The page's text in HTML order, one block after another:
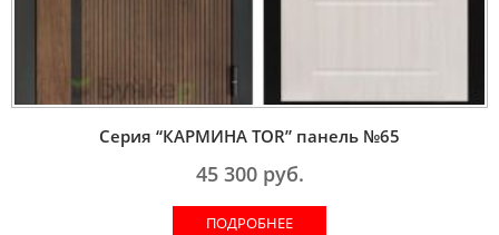
Серия “КАРМИНА TOR” панель №65
45 300руб.
ПОДРОБНЕЕ